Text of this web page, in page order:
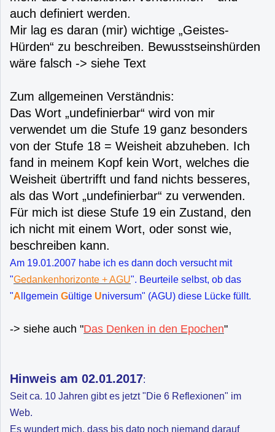
auch definiert werden.
Mir lag es daran (mir) wichtige „Geistes-
Hürden“ zu beschreiben. Bewusstseinshürden
wäre falsch -> siehe Text
Zum allgemeinen Verständnis:
Das Wort „undefinierbar“ wird von mir
verwendet um die Stufe 19 ganz besonders
von der Stufe 18 = Weisheit abzuheben. Ich
fand in meinem Kopf kein Wort, welches die
Weisheit übertrifft und fand nichts besseres,
als das Wort „undefinierbar“ zu verwenden.
Für mich ist diese Stufe 19 ein Zustand, den
ich nicht mit einem Wort, oder sonst wie,
beschreiben kann.
Am 19.01.2007 habe ich es dann doch versucht mit
"Gedankenhorizonte + AGU". Beurteile selbst, ob das
"A llgemein Gültige Universum" (AGU) diese Lücke füllt.
-> siehe auch "Das Denken in den Epochen"
Hinweis am 02.01.2017:
Seit ca. 10 Jahren gibt es jetzt "Die 6 Reflexionen" im
Web.
Es wundert mich, dass bis dato noch niemand darauf